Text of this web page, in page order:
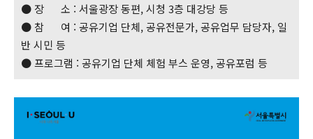
● 장 소 : 서울광장 동편, 시청 3층 대강당 등
● 참 여 : 공유기업 단체, 공유전문가, 공유업무 담당자, 일
반 시민 등
● 프로그램 : 공유기업 단체 체험 부스 운영, 공유포럼 등